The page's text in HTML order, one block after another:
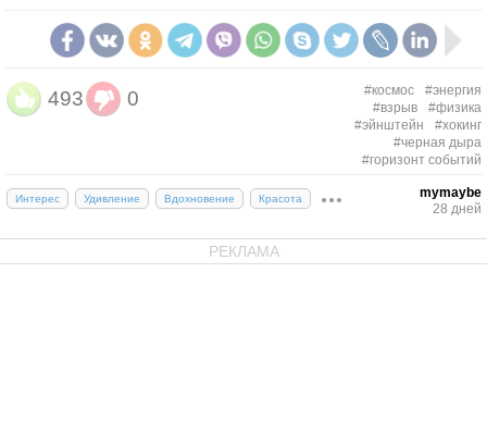
493 0 #космос
#энергия
#взрыв
#физика
#эйнштейн
#хокинг
#черная дыра
#горизонт событий
Интерес Удивление Вдохновение Красота
mymaybe
28 дней
РЕКЛАМА